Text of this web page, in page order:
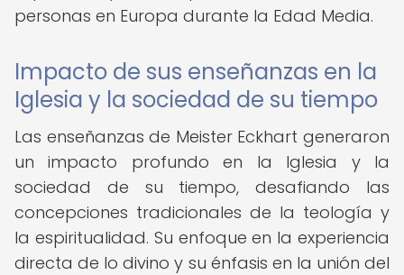
personas en Europa durante la Edad Media.
Impacto de sus enseñanzas en la
Iglesia y la sociedad de su tiempo
Las enseñanzas de Meister Eckhart generaron
un impacto profundo en la Iglesia y la
sociedad de su tiempo, desafiando las
concepciones tradicionales de la teología y
la espiritualidad. Su enfoque en la experiencia
directa de lo divino y su énfasis en la unión del